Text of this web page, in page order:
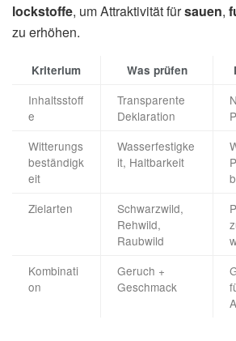
lockstoffe, um Attraktivität fürsauen,
zu erhöhen.
Kriterium Was prüfen
Inhaltsstoff
e
Transparente
Deklaration
Witterungs
beständigk
eit
Wasserfestigke
it, Haltbarkeit
Zielarten
Schwarzwild,
Rehwild,
Raubwild
Kombinati
on
Geruch +
Geschmack